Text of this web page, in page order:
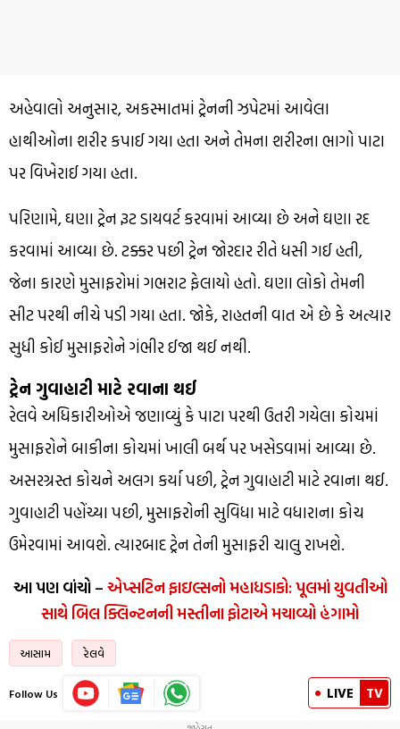
અહેવાલો અનુસાર, અકસ્માતમાં ટ્રેનની ઝપેટમાં આવેલા
હાથીઓના શરીર કપાઈ ગયા હતા અને તેમના શરીરના ભાગો પાટા
પર વિખેરાઈ ગયા હતા.
પરિણામે, ઘણા ટ્રેન રૂટ ડાયવર્ટ કરવામાં આવ્યા છે અને ઘણા રદ
કરવામાં આવ્યા છે. ટક્કર પછી ટ્રેન જોરદાર રીતે ધસી ગઈ હતી,
જેના કારણે મુસાફરોમાં ગભરાટ ફેલાયો હતો. ઘણા લોકો તેમની
સીટ પરથી નીચે પડી ગયા હતા. જોકે, રાહતની વાત એ છે કે અત્યાર
સુધી કોઈ મુસાફરોને ગંભીર ઈજા થઈ નથી.
ટ્રેન ગુવાહાટી માટે રવાના થઈ
રેલવે અધિકારીઓએ જણાવ્યું કે પાટા પરથી ઉતરી ગયેલા કોચમાં
મુસાફરોને બાકીના કોચમાં ખાલી બર્થ પર ખસેડવામાં આવ્યા છે.
અસરગ્રસ્ત કોચને અલગ કર્યા પછી, ટ્રેન ગુવાહાટી માટે રવાના થઈ.
ગુવાહાટી પહોંચ્યા પછી, મુસાફરોની સુવિધા માટે વધારાના કોચ
ઉમેરવામાં આવશે. ત્યારબાદ ટ્રેન તેની મુસાફરી ચાલુ રાખશે.
આ પણ વાંચો –એપ્સટિન ફાઇલ્સનો મહાધડાકો: પૂલમાં યુવતીઓ
સાથે બિલ ક્લિન્ટનની મસ્તીના ફોટાએ મચાવ્યો હંગામો
આસામ રેલવે
Follow Us LIVE TV